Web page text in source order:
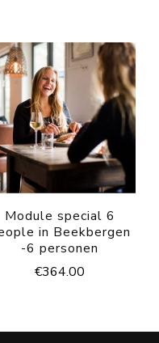
Module special 6
in Beekbergen
-6 personen
€364.00